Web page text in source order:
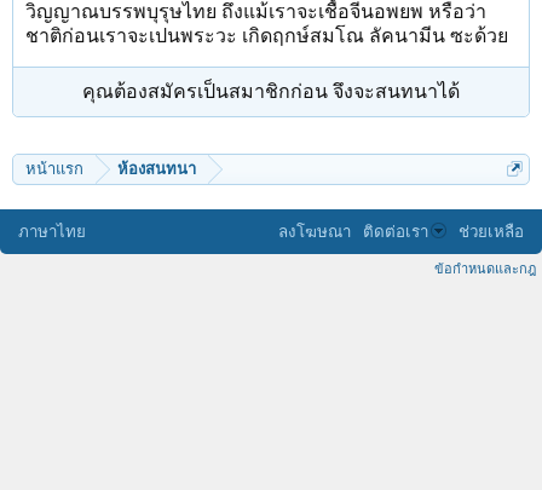
วิญญาณบรรพบุรุษไทย ถึงแม้เราจะเชื้อจีนอพยพ หรือว่า
ชาติก่อนเราจะเปนพระวะ เกิดฤกษ์สมโณ ลัคนามีน ซะด้วย
คุณต้องสมัครเป็นสมาชิกก่อน จึงจะสนทนาได้
หน้าแรก ห้องสนทนา
ภาษาไทย ลงโฆษณา ติดต่อเรา ช่วยเหลือ
ข้อกำหนดและกฎ